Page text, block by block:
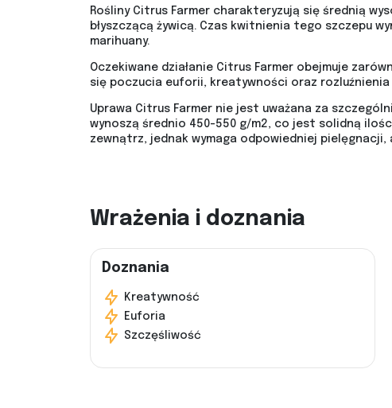
Rośliny Citrus Farmer charakteryzują się średnią
błyszczącą żywicą. Czas kwitnienia tego szczepu
marihuany.
Oczekiwane działanie Citrus Farmer obejmuje
się poczucia euforii, kreatywności oraz rozluźnienia
Uprawa Citrus Farmer nie jest uważana za
wynoszą średnio 450-550 g/m2, co jest solidną
zewnątrz, jednak wymaga odpowiedniej pielęgnacji,
Wrażenia i doznania
Doznania
Kreatywność
Euforia
Szczęśliwość